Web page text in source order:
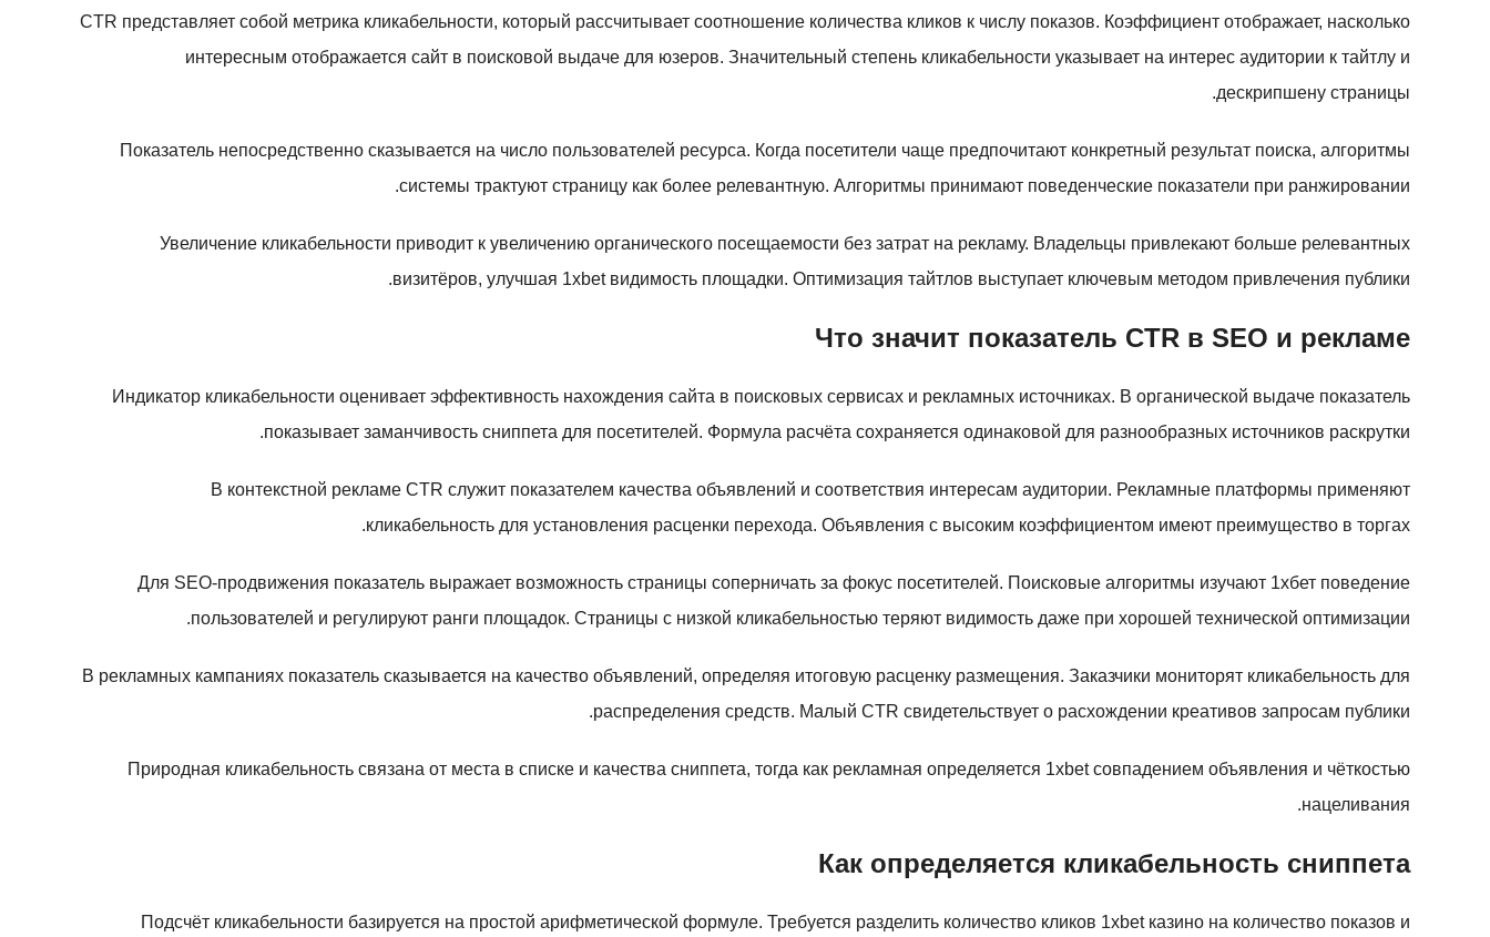
CTR представляет собой метрика кликабельности, который рассчитывает соотношение количества кликов к числу показов. Коэффициент отображает, насколько
интересным отображается сайт в поисковой выдаче для юзеров. Значительный степень кликабельности указывает на интерес аудитории к тайтлу и
дескрипшену страницы.
Показатель непосредственно сказывается на число пользователей ресурса. Когда посетители чаще предпочитают конкретный результат поиска, алгоритмы
системы трактуют страницу как более релевантную. Алгоритмы принимают поведенческие показатели при ранжировании.
Увеличение кликабельности приводит к увеличению органического посещаемости без затрат на рекламу. Владельцы привлекают больше релевантных
визитёров, улучшая 1xbet видимость площадки. Оптимизация тайтлов выступает ключевым методом привлечения публики.
Что значит показатель CTR в SEO и рекламе
Индикатор кликабельности оценивает эффективность нахождения сайта в поисковых сервисах и рекламных источниках. В органической выдаче показатель
показывает заманчивость сниппета для посетителей. Формула расчёта сохраняется одинаковой для разнообразных источников раскрутки.
В контекстной рекламе CTR служит показателем качества объявлений и соответствия интересам аудитории. Рекламные платформы применяют
кликабельность для установления расценки перехода. Объявления с высоким коэффициентом имеют преимущество в торгах.
Для SEO-продвижения показатель выражает возможность страницы соперничать за фокус посетителей. Поисковые алгоритмы изучают 1хбет поведение
пользователей и регулируют ранги площадок. Страницы с низкой кликабельностью теряют видимость даже при хорошей технической оптимизации.
В рекламных кампаниях показатель сказывается на качество объявлений, определяя итоговую расценку размещения. Заказчики мониторят кликабельность для
распределения средств. Малый CTR свидетельствует о расхождении креативов запросам публики.
Природная кликабельность связана от места в списке и качества сниппета, тогда как рекламная определяется 1xbet совпадением объявления и чёткостью
нацеливания.
Как определяется кликабельность сниппета
Подсчёт кликабельности базируется на простой арифметической формуле. Требуется разделить количество кликов 1xbet казино на количество показов и